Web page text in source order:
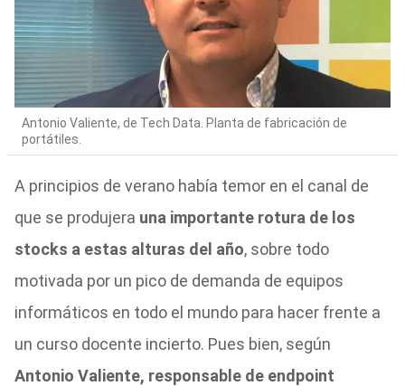
Antonio Valiente, de Tech Data. Planta de fabricación de
portátiles.
A principios de verano había temor en el canal de
que se produjera una importante rotura de los
stocks a estas alturas del año, sobre todo
motivada por un pico de demanda de equipos
informáticos en todo el mundo para hacer frente a
un curso docente incierto. Pues bien, según
Antonio Valiente, responsable de endpoint